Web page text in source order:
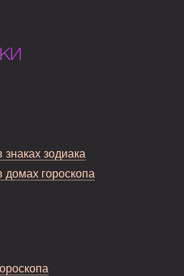
зодиака
гороскопа